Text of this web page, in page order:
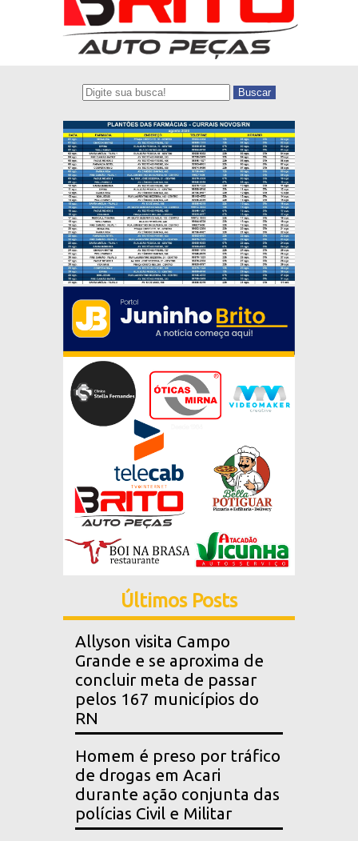
Buscar
Últimos Posts
Allyson visita Campo
Grande e se aproxima de
concluir meta de passar
pelos 167 municípios do
RN
Homem é preso por tráfico
de drogas em Acari
durante ação conjunta das
polícias Civil e Militar